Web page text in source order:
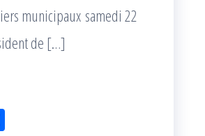
municipaux samedi 22
de […]